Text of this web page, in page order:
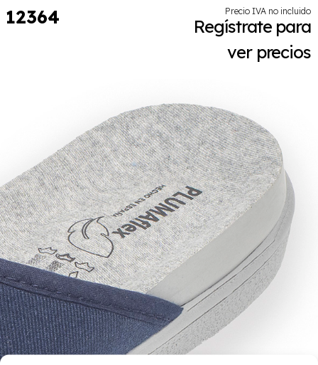
12364 Precio IVA no incluido
Regístrate para
ver precios